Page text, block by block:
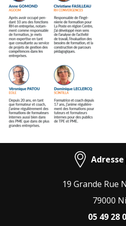
19 Grande Rue
79000
05 49 28